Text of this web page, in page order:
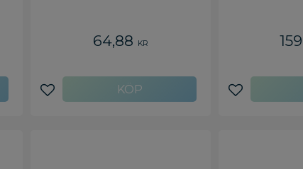
64,88 KR
Lägg till i favoriter Lägg till i